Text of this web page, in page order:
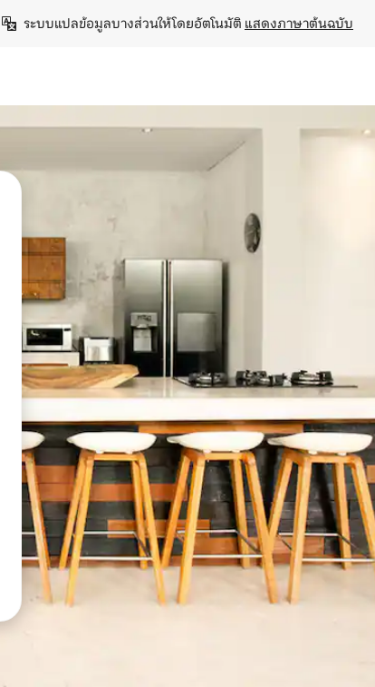
ระบบแปลข้อมูลบางส่วนให้โดยอัตโนมัติ แสดงภาษาต้นฉบับ
หา